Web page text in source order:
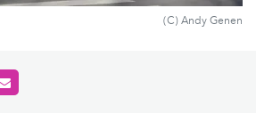
(C) Andy Genen